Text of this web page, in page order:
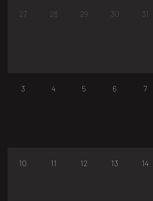
27 28 29 30 31
3 4 5 6 7
10 11 12 13 14